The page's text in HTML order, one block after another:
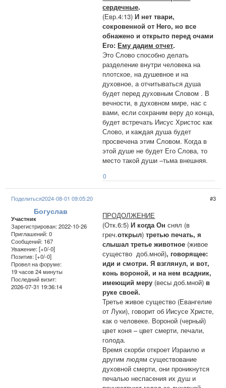
сердечные.
(Евр.4:13)И нет твари,
сокровенной от Него, но все
обнажено и открыто перед очами
Его:Ему дадим отчет.
Это Слово способно делать
разделение внутри человека на
плотское, на душевное и на
духовное, а отчитываться душа
будет перед духовным Словом . В
вечности, в духовном мире, нас с
вами, если сохраним веру до конца,
будет встречать Иисус Христос как
Слово, и каждая душа будет
просвечена этим Словом. Когда в
этой душе не будет Его Слова, то
место такой души –тьма внешняя.
0
Поделиться 3
2024-08-01 09:05:20
Богуслав
Участник
Зарегистрирован: 2022-10-26
Приглашений:0
Сообщений: 167
Уважение: [+0/-0]
Позитив: [+0/-0]
Провел на форуме:
19 часов 24 минуты
Последний визит:
2026-07-31 19:36:14
ПРОДОЛЖЕНИЕ
(Отк.6:5)И когда Он снял (в
греч.открыл)третью печать, я
слышал третье животное (живое
существо доб.мной), говорящее:
иди и смотри. Я взглянул, и вот,
конь вороной, и на нем всадник,
имеющий меру (весы доб.мной) в
руке своей.
Третье живое существо (Евангелие
от Луки), говорит об Иисусе Христе,
как о человеке. Вороной (черный)
цвет коня – цвет смерти, печали,
голода.
Время скорби откроет Израилю и
другим людям существование
духовной смерти, они проникнутся
печалью неспасения их душ и